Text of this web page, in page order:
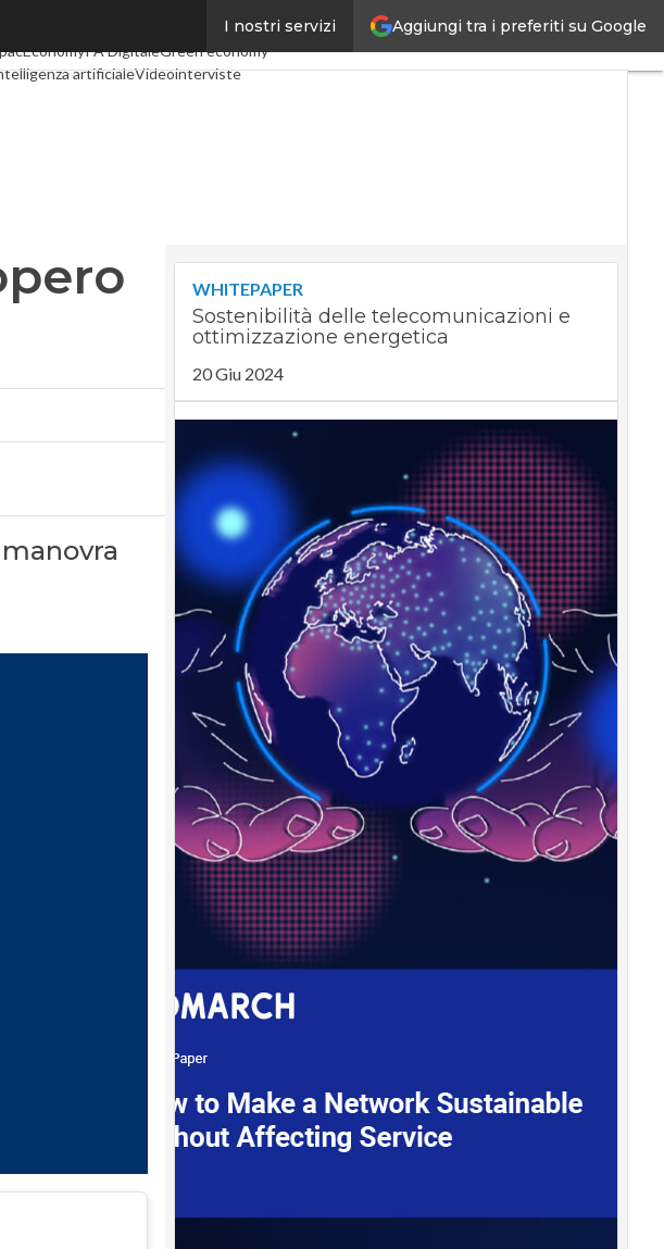
Aggiungi tra i preferiti su Google
I nostri servizi
Industria 4.0
PA DigitaleGreen economy
artificialeVideointerviste
WHITEPAPER
Sostenibilità delle telecomunicazioni e
ottimizzazione energetica
20 Giu 2024